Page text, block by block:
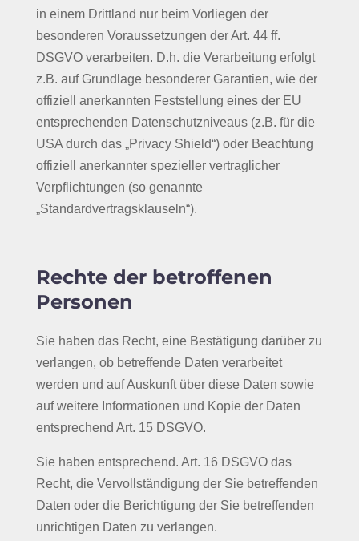
in einem Drittland nur beim Vorliegen der
besonderen Voraussetzungen der Art. 44 ff.
DSGVO verarbeiten. D.h. die Verarbeitung erfolgt
z.B. auf Grundlage besonderer Garantien, wie der
offiziell anerkannten Feststellung eines der EU
entsprechenden Datenschutzniveaus (z.B. für die
USA durch das „Privacy Shield“) oder Beachtung
offiziell anerkannter spezieller vertraglicher
Verpflichtungen (so genannte
„Standardvertragsklauseln“).
Rechte der betroffenen
Personen
Sie haben das Recht, eine Bestätigung darüber zu
verlangen, ob betreffende Daten verarbeitet
werden und auf Auskunft über diese Daten sowie
auf weitere Informationen und Kopie der Daten
entsprechend Art. 15 DSGVO.
Sie haben entsprechend. Art. 16 DSGVO das
Recht, die Vervollständigung der Sie betreffenden
Daten oder die Berichtigung der Sie betreffenden
unrichtigen Daten zu verlangen.